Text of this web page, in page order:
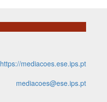
https://mediacoes.ese.ips.pt
mediacoes@ese.ips.pt